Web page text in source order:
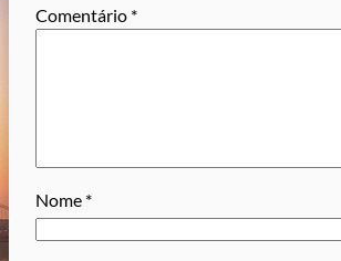
Comentário *
Nome *